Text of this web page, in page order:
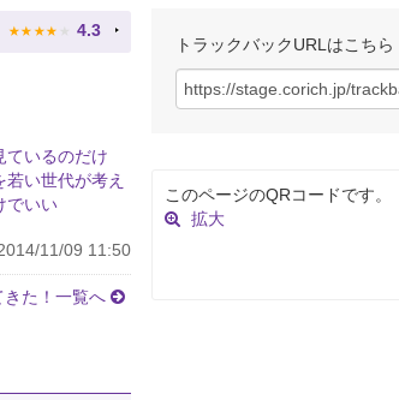
★ ★ ★ ★ ★ 4.3
ているのだけ
い世代が考え
でいい
11/09 11:50
きた！一覧へ
トラックバックURLはこちら
このページのQRコードです。
拡大